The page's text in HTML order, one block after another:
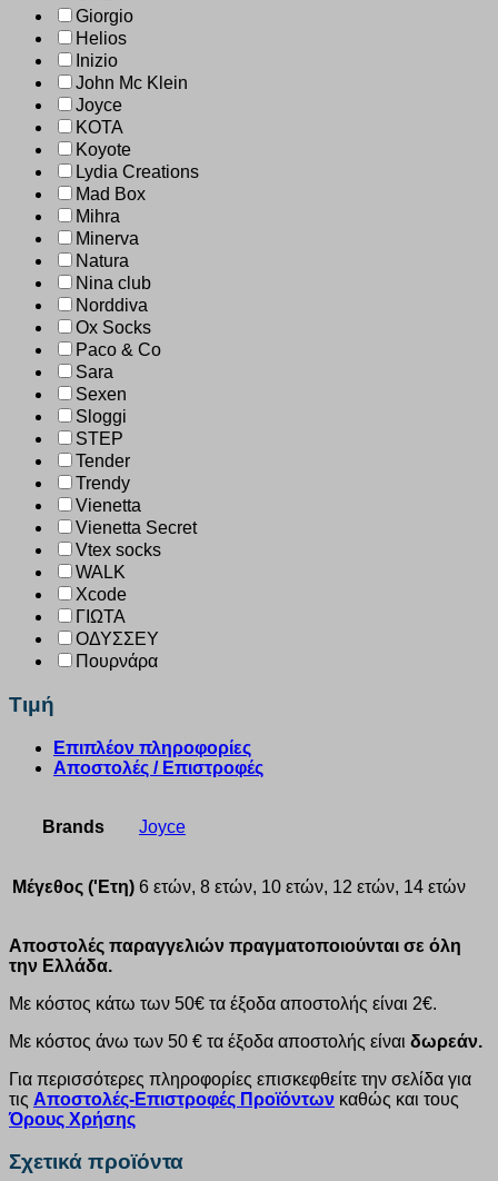
Giorgio
Helios
Inizio
John Mc Klein
Joyce
KOTA
Koyote
Lydia Creations
Mad Box
Mihra
Minerva
Natura
Nina club
Norddiva
Ox Socks
Paco & Co
Sara
Sexen
Sloggi
STEP
Tender
Trendy
Vienetta
Vienetta Secret
Vtex socks
WALK
Xcode
ΓΙΩΤΑ
ΟΔΥΣΣΕΥ
Πουρνάρα
Τιμή
Επιπλέον πληροφορίες
Αποστολές / Επιστροφές
Brands Joyce
Μέγεθος ('Ετη) 6 ετών, 8 ετών, 10 ετών, 12 ετών, 14 ετών
Αποστολές παραγγελιών πραγματοποιούνται σε όλη
την Ελλάδα.
Με κόστος κάτω των 50€ τα έξοδα αποστολής είναι 2€.
Με κόστος άνω των 50 € τα έξοδα αποστολής είναι δωρεάν.
Για περισσότερες πληροφορίες επισκεφθείτε την σελίδα για
τις Αποστολές-Επιστροφές Προϊόντων καθώς και τους
Όρους Χρήσης
Σχετικά προϊόντα